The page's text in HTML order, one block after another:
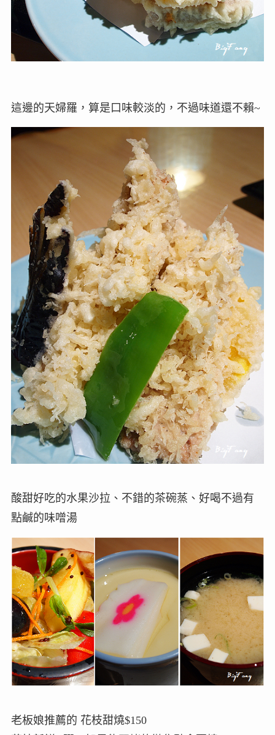
這邊的天婦羅，算是口味較淡的，不過味道還不賴~
酸甜好吃的水果沙拉、不錯的茶碗蒸、好喝不過有
點鹹的味噌湯
老板娘推薦的 花枝甜燒$150